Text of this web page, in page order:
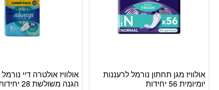
אולוויז מגן תחתון נורמל לרעננות
יומיומית 56 יחידות
אולוויז אולטרה דיי
הגנה משולשת 28 יחידות